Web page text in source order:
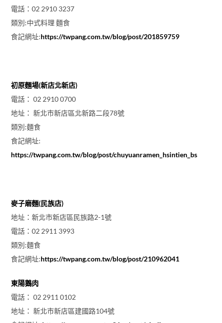
電話：02 2910 3237
類別:中式料理 麵食
食記網址:https://twpang.com.tw/blog/post/201859759
初原麵場(新店北新店)
電話： 02 2910 0700
地址： 新北市新店區北新路二段78號
類別:麵食
食記網址:
https://twpang.com.tw/blog/post/chuyuanramen_hsintien_bs
麥子磨麵(民族店)
地址：新北市新店區民族路2-1號
電話：02 2911 3993
類別:麵食
食記網址:https://twpang.com.tw/blog/post/210962041
東陽鵝肉
電話： 02 2911 0102
地址： 新北市新店區建國路104號